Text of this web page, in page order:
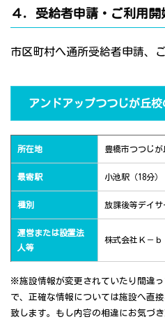
４．受給者申請・ご利用開
市区町村へ通所受給者申請、
アンドアップつつじが丘
所在地 豊橋市つつじ
最寄駅 小池駅（18分）
種別 放課後等デイサ
運営または設置法
人等
株式会社Ｋ－ｂ
※施設情報が変更されていたり間違
で、正確な情報については施設へ直
致します。もし内容の相違にお気づ